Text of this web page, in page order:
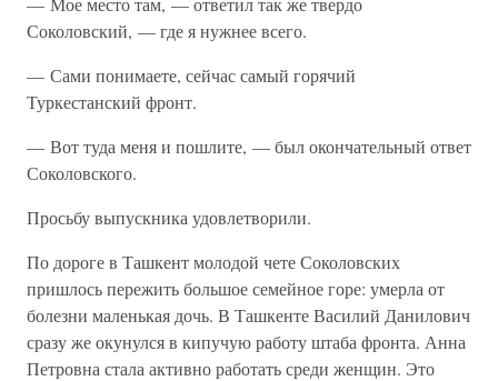
Соколовский, — где я нужнее всего.
— Сами понимаете, сейчас самый горячий
Туркестанский фронт.
— Вот туда меня и пошлите, — был окончательный ответ
Соколовского.
Просьбу выпускника удовлетворили.
По дороге в Ташкент молодой чете Соколовских
пришлось пережить большое семейное горе: умерла от
болезни маленькая дочь. В Ташкенте Василий Данилович
сразу же окунулся в кипучую работу штаба фронта. Анна
Петровна стала активно работать среди женщин. Это